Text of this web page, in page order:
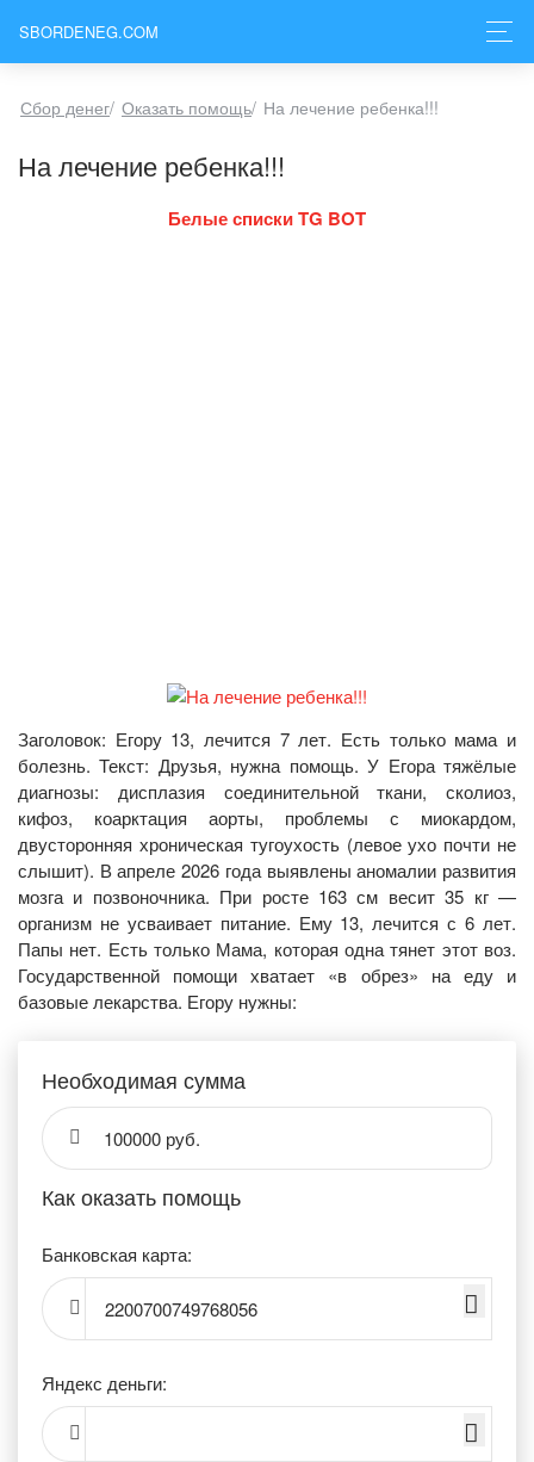
SBORDENEG.COM
Сбор денег/ Оказать помощь/ На лечение ребенка!!!
На лечение ребенка!!!
Белые списки TG BOT
Заголовок: Егору 13, лечится 7 лет. Есть только мама и
болезнь. Текст: Друзья, нужна помощь. У Егора тяжёлые
диагнозы: дисплазия соединительной ткани, сколиоз,
кифоз, коарктация аорты, проблемы с миокардом,
двусторонняя хроническая тугоухость (левое ухо почти не
слышит). В апреле 2026 года выявлены аномалии развития
мозга и позвоночника. При росте 163 см весит 35 кг —
организм не усваивает питание. Ему 13, лечится с 6 лет.
Папы нет. Есть только Мама, которая одна тянет этот воз.
Государственной помощи хватает «в обрез» на еду и
базовые лекарства. Егору нужны:
Необходимая сумма
100000 руб.
Как оказать помощь
Банковская карта:
2200700749768056
Яндекс деньги: